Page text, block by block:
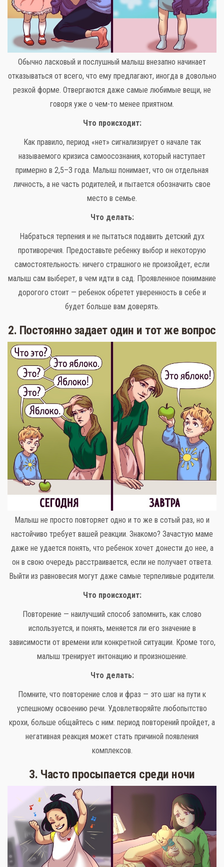
Обычно ласковый и послушный малыш внезапно начинает
отказываться от всего, что ему предлагают, иногда в довольно
резкой форме. Отвергаются даже самые любимые вещи, не
говоря уже о чем-то менее приятном.
Что происходит:
Как правило, период «нет» сигнализирует о начале так
называемого кризиса самоосознания, который наступает
примерно в 2,5–3 года. Малыш понимает, что он отдельная
личность, а не часть родителей, и пытается обозначить свое
место в семье.
Что делать:
Набраться терпения и не пытаться подавить детский дух
противоречия. Предоставьте ребенку выбор и некоторую
самостоятельность: ничего страшного не произойдет, если
малыш сам выберет, в чем идти в сад. Проявленное понимание
дорогого стоит — ребенок обретет уверенность в себе и
будет больше вам доверять.
2. Постоянно задает один и тот же вопрос
Малыш не просто повторяет одно и то же в сотый раз, но и
настойчиво требует вашей реакции. Знакомо? Зачастую маме
даже не удается понять, что ребенок хочет донести до нее, а
он в свою очередь расстраивается, если не получает ответа.
Выйти из равновесия могут даже самые терпеливые родители.
Что происходит:
Повторение — наилучший способ запомнить, как слово
используется, и понять, меняется ли его значение в
зависимости от времени или конкретной ситуации. Кроме того,
малыш тренирует интонацию и произношение.
Что делать:
Помните, что повторение слов и фраз — это шаг на пути к
успешному освоению речи. Удовлетворяйте любопытство
крохи, больше общайтесь с ним: период повторений пройдет, а
негативная реакция может стать причиной появления
комплексов.
3. Часто просыпается среди ночи